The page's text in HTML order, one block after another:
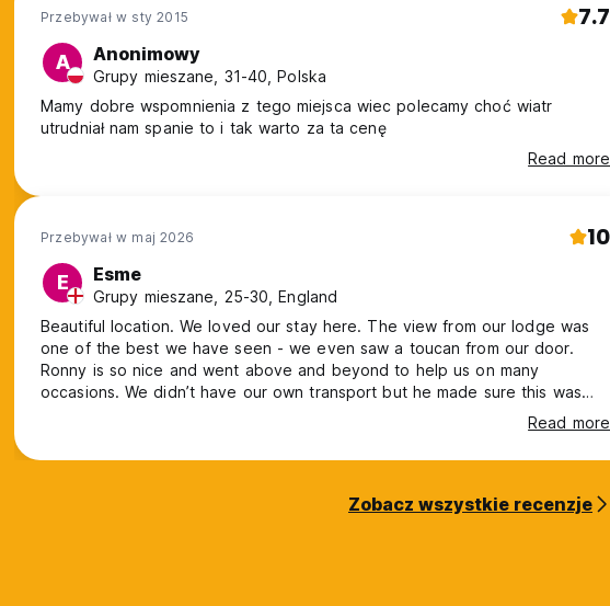
Przebywał w sty 2015 7.7
A Anonimowy
Grupy mieszane, 31-40, Polska
Mamy dobre wspomnienia z tego miejsca wiec polecamy choć wiatr
utrudniał nam spanie to i tak warto za ta cenę
Read more
Przebywał w maj 2026 10
E Esme
Grupy mieszane, 25-30, England
Beautiful location. We loved our stay here. The view from our lodge was
one of the best we have seen - we even saw a toucan from our door.
Ronny is so nice and went above and beyond to help us on many
occasions. We didn’t have our own transport but he made sure this was
not a problem. We had breakfast and dinner here and the food was good.
We would definitely recommend staying here if you’re looking for a more
unique, nature-based experience.
Read more
Zobacz wszystkie recenzje